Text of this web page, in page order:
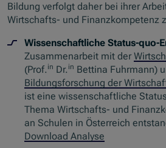
Bildung verfolgt daher bei ihrer
Wirtschafts- und Finanzkompetenz
Wissenschaftliche Status-quo-
Zusammenarbeit mit der
(Prof. in Dr. in Bettina Fuhrmann)
Bildungsforschung der
ist eine wissenschaftliche
Thema Wirtschafts- und
an Schulen in Österreich
Download Analyse